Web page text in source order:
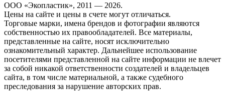
ООО «Экопластик», 2011 — 2026.
Цены на сайте и цены в счете могут отличаться.
Торговые марки, имена брендов и фотографии являются
собственностью их правообладателей. Все материалы,
представленные на сайте, носят исключительно
ознакомительный характер. Дальнейшее использование
посетителями представленной на сайте информации не влечет
за собой никакой ответственности создателей и владельцев
сайта, в том числе материальной, а также судебного
преследования за нарушение авторских прав.